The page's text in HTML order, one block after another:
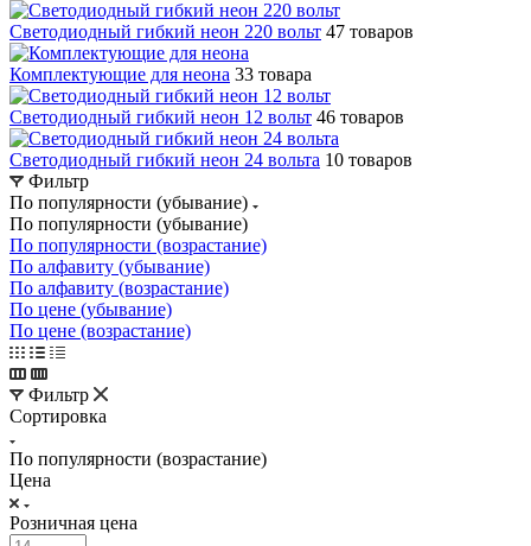
Светодиодный гибкий неон 220 вольт 47 товаров
Комплектующие для неона 33 товара
Светодиодный гибкий неон 12 вольт 46 товаров
Светодиодный гибкий неон 24 вольта 10 товаров
Фильтр
По популярности (убывание)
По популярности (убывание)
По популярности (возрастание)
По алфавиту (убывание)
По алфавиту (возрастание)
По цене (убывание)
По цене (возрастание)
Фильтр
Сортировка
По популярности (возрастание)
Цена
Розничная цена